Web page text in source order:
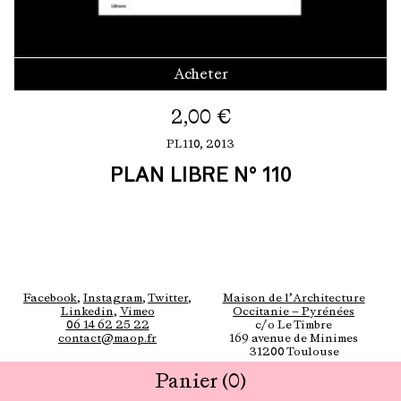
Acheter
2,00 €
PL110, 2013
PLAN LIBRE N° 110
Panier (0)
Facebook, Instagram, Twitter,
Linkedin, Vimeo
Maison de l’Architecture
Occitanie — Pyrénées
06 14 62 25 22
contact@maop.fr
c/o Le Timbre
169 avenue de Minimes
31200 Toulouse